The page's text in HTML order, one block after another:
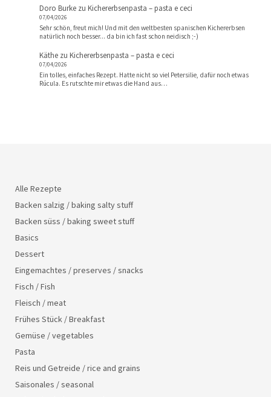
Doro Burke zu Kichererbsenpasta – pasta e ceci
07/04/2026
Sehr schön, freut mich! Und mit den weltbesten spanischen Kichererbsen
natürlich noch besser... da bin ich fast schon neidisch ;-)
Käthe zu Kichererbsenpasta – pasta e ceci
07/04/2026
Ein tolles, einfaches Rezept. Hatte nicht so viel Petersilie, dafür noch etwas
Rúcula. Es rutschte mir etwas die Hand aus…
Alle Rezepte
Backen salzig / baking salty stuff
Backen süss / baking sweet stuff
Basics
Dessert
Eingemachtes / preserves / snacks
Fisch / Fish
Fleisch / meat
Frühes Stück / Breakfast
Gemüse / vegetables
Pasta
Reis und Getreide / rice and grains
Saisonales / seasonal